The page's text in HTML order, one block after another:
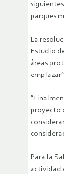
parques
La
Estudio
áreas
proyecto
Para la
actividad